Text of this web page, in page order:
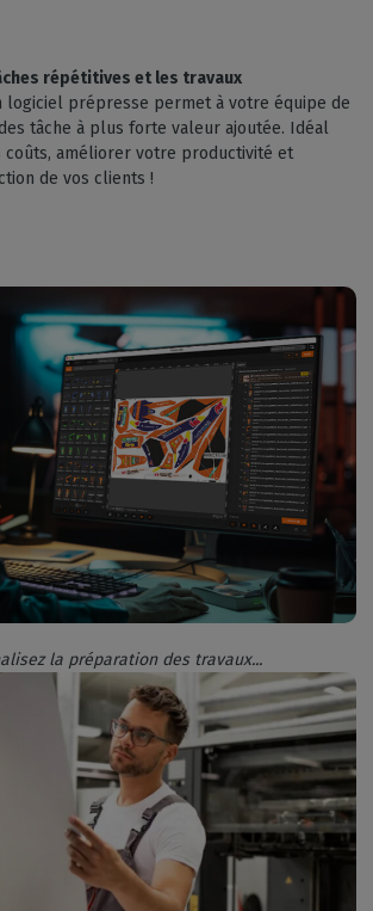
répétitives et les travaux
logiciel prépresse permet à votre équipe de
tâche à plus forte valeur ajoutée. Idéal
coûts, améliorer votre productivité et
de vos clients !
la préparation des travaux...